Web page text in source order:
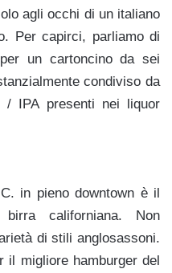
agli occhi di un italiano
Per capirci, parliamo di
un cartoncino da sei
condiviso da
IPA presenti nei liquor
in pieno downtown è il
californiana. Non
di stili anglosassoni.
il migliore hamburger del